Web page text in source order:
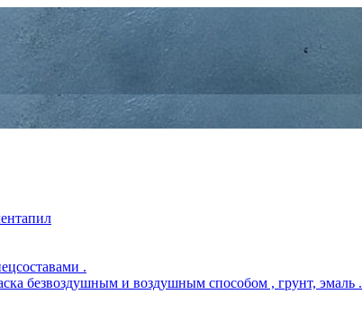
.
безвоздушным и воздушным способом , грунт, эмаль .